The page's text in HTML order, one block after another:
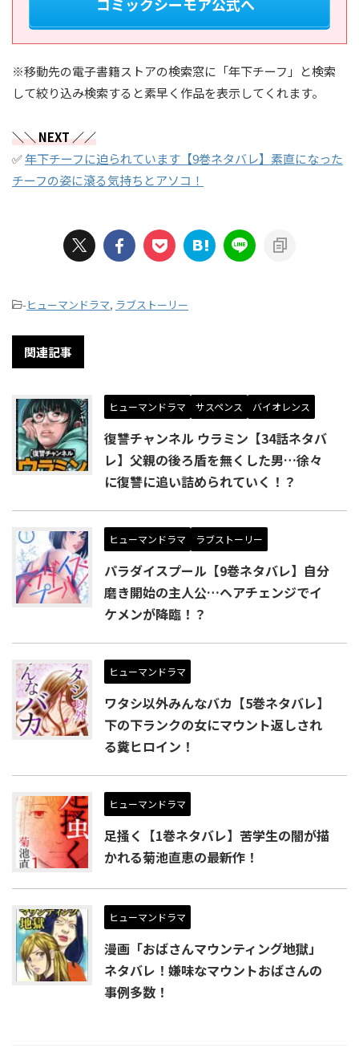
※移動先の電子書籍ストアの検索窓に「年下チーフ」と検索
して絞り込み検索すると素早く作品を表示してくれます。
＼＼ NEXT ／／
✅年下チーフに迫られています【9巻ネタバレ】素直になった
チーフの姿に滾る気持ちとアソコ！
-ヒューマンドラマ, ラブストーリー
関連記事
ヒューマンドラマ サスペンス バイオレンス
復讐チャンネル ウラミン【34話ネタバ
レ】父親の後ろ盾を無くした男…徐々
に復讐に追い詰められていく！？
ヒューマンドラマ ラブストーリー
パラダイスプール【9巻ネタバレ】自分
磨き開始の主人公…ヘアチェンジでイ
ケメンが降臨！？
ヒューマンドラマ
ワタシ以外みんなバカ【5巻ネタバレ】
下の下ランクの女にマウント返しされ
る糞ヒロイン！
ヒューマンドラマ
足掻く【1巻ネタバレ】苦学生の闇が描
かれる菊池直恵の最新作！
ヒューマンドラマ
漫画「おばさんマウンティング地獄」
ネタバレ！嫌味なマウントおばさんの
事例多数！